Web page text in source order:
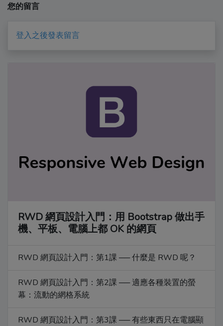
您的留言
登入之後發表留言
RWD 網頁設計入門：用 Bootstrap 做出手
機、平板、電腦上都 OK 的網頁
RWD 網頁設計入門：第1課 ── 什麼是 RWD 呢？
RWD 網頁設計入門：第2課 ── 適應各種裝置的螢
幕：流動的網格系統
RWD 網頁設計入門：第3課 ── 有些東西只在電腦顯